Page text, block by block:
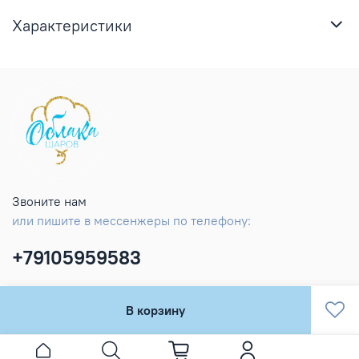
В корзину
Характеристики
Звоните нам
или пишите в мессенжеры по телефону:
+79105959583